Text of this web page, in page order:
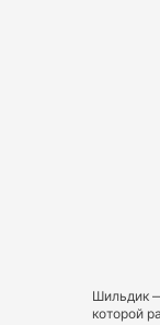
Шильдик
которой